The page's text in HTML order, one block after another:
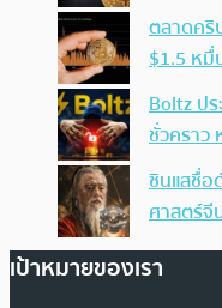
ตลาดคริ
$1.5 หมื่
Boltz ปร
ชั่วคราว
ซินแสชื่อ
ศาสตร์จี
เป้าหมายของเรา